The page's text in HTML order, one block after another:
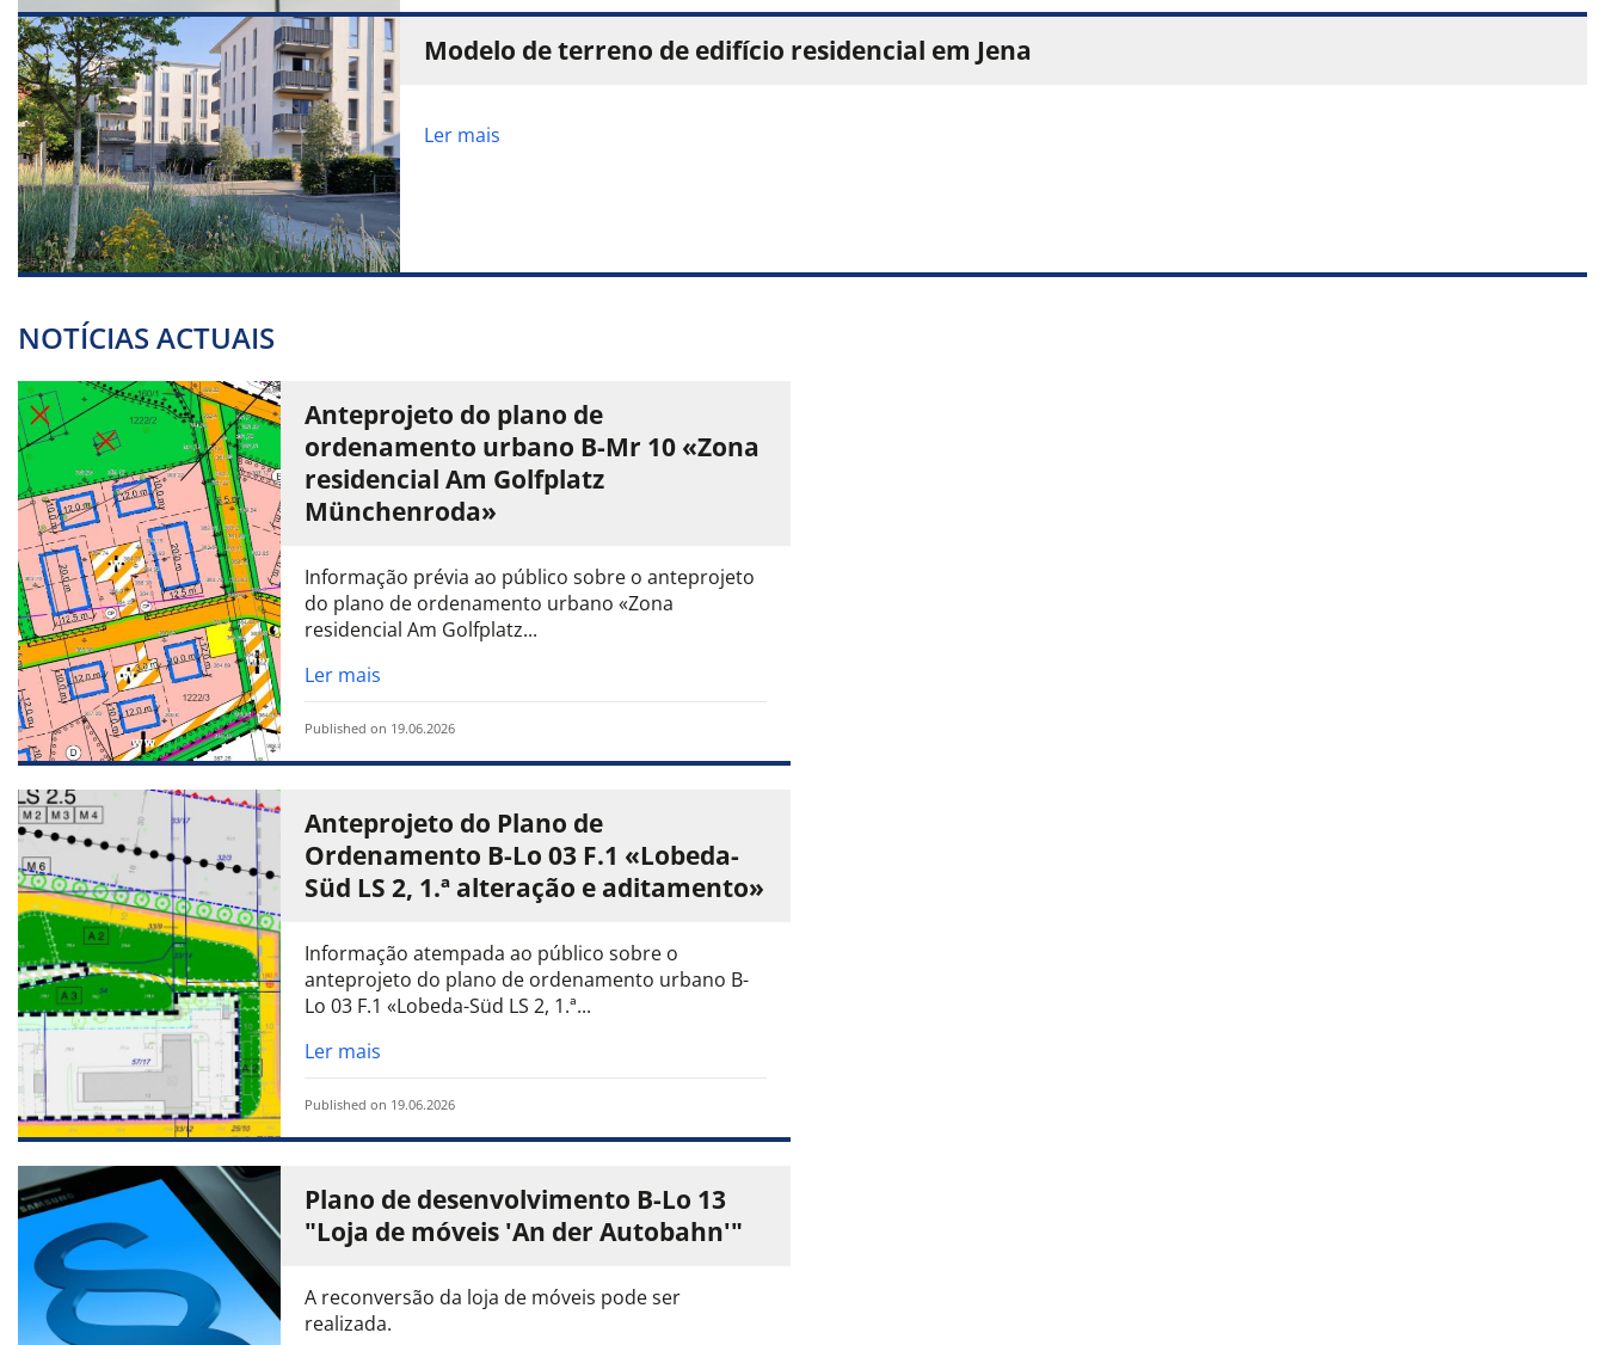
Modelo de terreno de edifício residencial em Jena
Ler mais
NOTÍCIAS ACTUAIS
Anteprojeto do plano de
ordenamento urbano B-Mr 10 «Zona
residencial Am Golfplatz
Münchenroda»
Informação prévia ao público sobre o anteprojeto
do plano de ordenamento urbano «Zona
residencial Am Golfplatz...
Ler mais
Published on 19.06.2026
Anteprojeto do Plano de
Ordenamento B-Lo 03 F.1 «Lobeda-
Süd LS 2, 1.ª alteração e aditamento»
Informação atempada ao público sobre o
anteprojeto do plano de ordenamento urbano B-
Lo 03 F.1 «Lobeda-Süd LS 2, 1.ª...
Ler mais
Published on 19.06.2026
Plano de desenvolvimento B-Lo 13
"Loja de móveis 'An der Autobahn'"
A reconversão da loja de móveis pode ser
realizada.